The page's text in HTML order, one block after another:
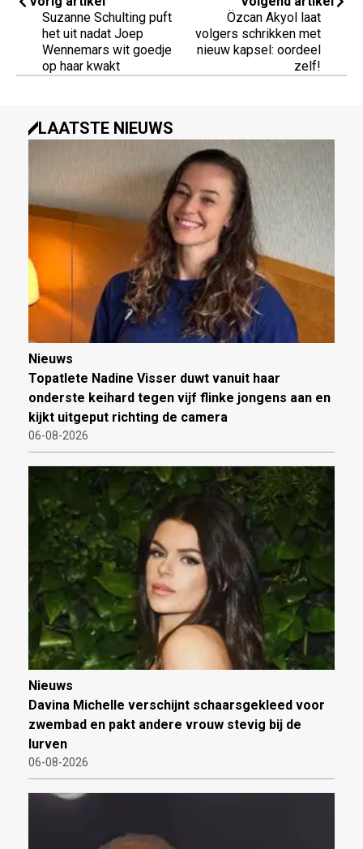
Suzanne Schulting puft
het uit nadat Joep
Wennemars wit goedje
op haar kwakt
Özcan Akyol laat
volgers schrikken met
nieuw kapsel: oordeel
zelf!
LAATSTE NIEUWS
Nieuws
Topatlete Nadine Visser duwt vanuit haar
onderste keihard tegen vijf flinke jongens aan en
kijkt uitgeput richting de camera
06-08-2026
Nieuws
Davina Michelle verschijnt schaarsgekleed voor
zwembad en pakt andere vrouw stevig bij de
lurven
06-08-2026